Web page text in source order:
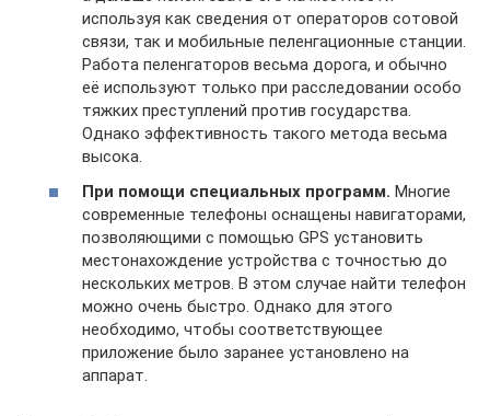
используя как сведения от операторов сотовой
связи, так и мобильные пеленгационные станции.
Работа пеленгаторов весьма дорога, и обычно
её используют только при расследовании особо
тяжких преступлений против государства.
Однако эффективность такого метода весьма
высока.
При помощи специальных программ. Многие
современные телефоны оснащены навигаторами,
позволяющими с помощью GPS установить
местонахождение устройства с точностью до
нескольких метров. В этом случае найти телефон
можно очень быстро. Однако для этого
необходимо, чтобы соответствующее
приложение было заранее установлено на
аппарат.